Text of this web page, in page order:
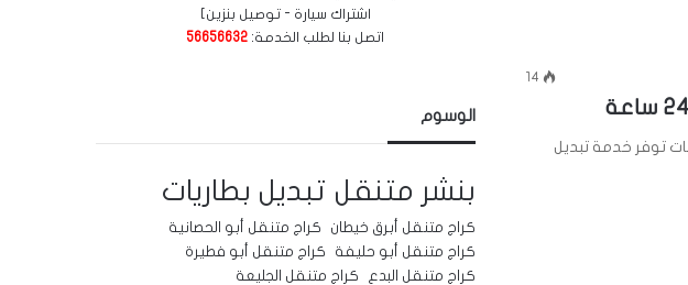
14
توفر خدمة تبديل
اشتراك سيارة - توصيل بنزين]
اتصل بنا لطلب الخدمة: 56656632
الوسوم
بنشر متنقل تبديل بطاريات
كراج متنقل أبرق خيطان
كراج متنقل أبو الحصانية
كراج متنقل أبو حليفة
كراج متنقل أبو فطيرة
كراج متنقل البدع
كراج متنقل الجليعة